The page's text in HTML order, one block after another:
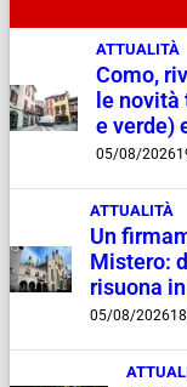
ATTUALITÀ
Como,
le
e verde)
05/08/2026
ATTUALITÀ
Un
Mistero:
risuona
05/08/2026